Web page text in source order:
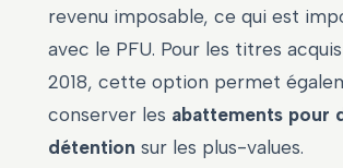
revenu imposable, ce qui est
avec le PFU. Pour les titres
2018, cette option permet
conserver les abattements pour
détention sur les plus-values.